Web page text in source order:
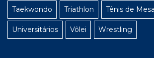
Taekwondo Triathlon Tênis de Mesa
Universitários Vôlei Wrestling